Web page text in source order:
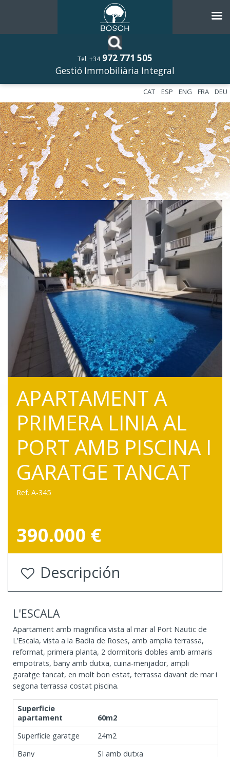
Tel. +34 972 771 505
Gestió Immobiliària Integral
DEU
FRA
ENG
ESP
CAT
APARTAMENT A
PRIMERA LINIA AL
PORT AMB PISCINA I
GARATGE TANCAT
Ref. A-345
390.000 €
Descripción
L'ESCALA
Apartament amb magnifica vista al mar al Port Nautic de
L’Escala, vista a la Badia de Roses, amb amplia terrassa,
reformat, primera planta, 2 dormitoris dobles amb armaris
empotrats, bany amb dutxa, cuina-menjador, ampli
garatge tancat, en molt bon estat, terrassa davant de mar i
segona terrassa costat piscina.
Superficie
apartament
60m2
Superficie garatge
24m2
Bany
SI amb dutxa